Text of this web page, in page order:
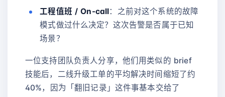
工程值班 / On-call：之前对这个系统的故障
模式做过什么决定？这次告警是否属于已知
场景？
一位支持团队负责人分享，他们用类似的 brief
技能后，二线升级工单的平均解决时间缩短了约
40%，因为「翻旧记录」这件事基本交给了